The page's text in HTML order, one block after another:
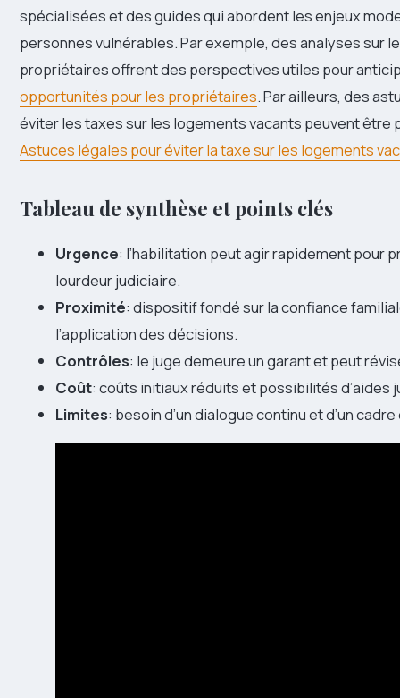
spécialisées et des guides qui abordent les enjeux
personnes vulnérables. Par exemple, des analyses sur
propriétaires offrent des perspectives utiles pour
opportunités pour les propriétaires. Par ailleurs, des
éviter les taxes sur les logements vacants peuvent être
Astuces légales pour éviter la taxe sur les logements
Tableau de synthèse et points clés
Urgence: l’habilitation peut agir rapidement pour
lourdeur judiciaire.
Proximité: dispositif fondé sur la confiance
l’application des décisions.
Contrôles: le juge demeure un garant et peut
Coût: coûts initiaux réduits et possibilités d’aides
Limites: besoin d’un dialogue continu et d’un